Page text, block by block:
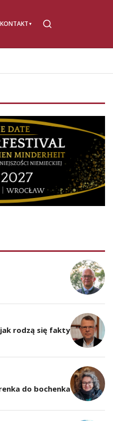
KONTAKT
jak rodzą się fakty
do bochenka